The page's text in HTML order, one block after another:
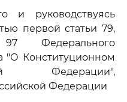
и руководствуясь
первой статьи 79,
Федерального
"О Конституционном
Федерации",
Федерации